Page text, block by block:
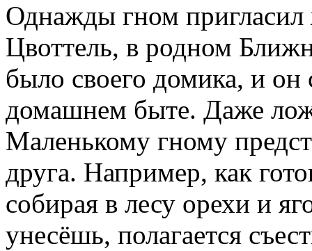
Однажды гном
Цвоттель, в родном
было своего домика, и он
домашнем быте. Даже
Маленькому гному
друга. Например, как
собирая в лесу орехи и
унесёшь, полагается